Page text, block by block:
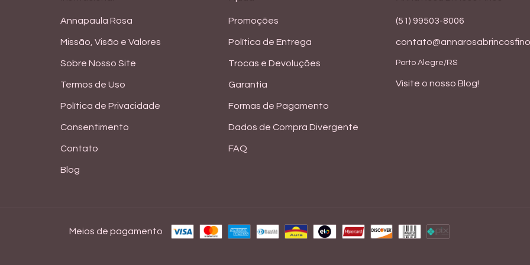
Annapaula Rosa
Missão, Visão e Valores
Sobre Nosso Site
Termos de Uso
Política de Privacidade
Consentimento
Contato
Blog
Promoções
Política de Entrega
Trocas e Devoluções
Garantia
Formas de Pagamento
Dados de Compra Divergente
FAQ
(51) 99503-8006
Porto Alegre/RS
Visite o nosso Blog!
Meios de pagamento